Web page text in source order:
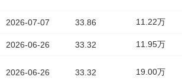
2026-07-07
2026-06-26
2026-06-26
33.86 11.22万
33.32 11.95万
33.32 19.00万